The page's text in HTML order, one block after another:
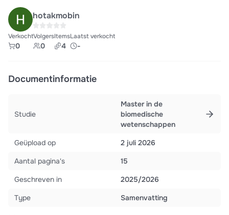
hotakmobin
Verkocht
0
Volgers
0
Items
4
Laatst verkocht
-
Documentinformatie
Studie
Master in de
biomedische
wetenschappen
Geüpload op
2 juli 2026
Aantal pagina's
15
Geschreven in
2025/2026
Type
Samenvatting